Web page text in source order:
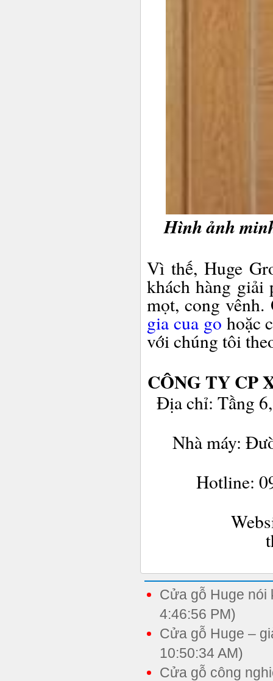
Hình ảnh
Vì thế, Huge
khách hàng giải
mọt, cong
gia cua go hoặc
với chúng tôi
CÔNG TY CP
Địa chỉ: Tầng
Nhà máy:
Hotline:
Cửa gỗ Huge nói
4:46:56 PM)
Cửa gỗ Huge –
10:50:34 AM)
Cửa gỗ công